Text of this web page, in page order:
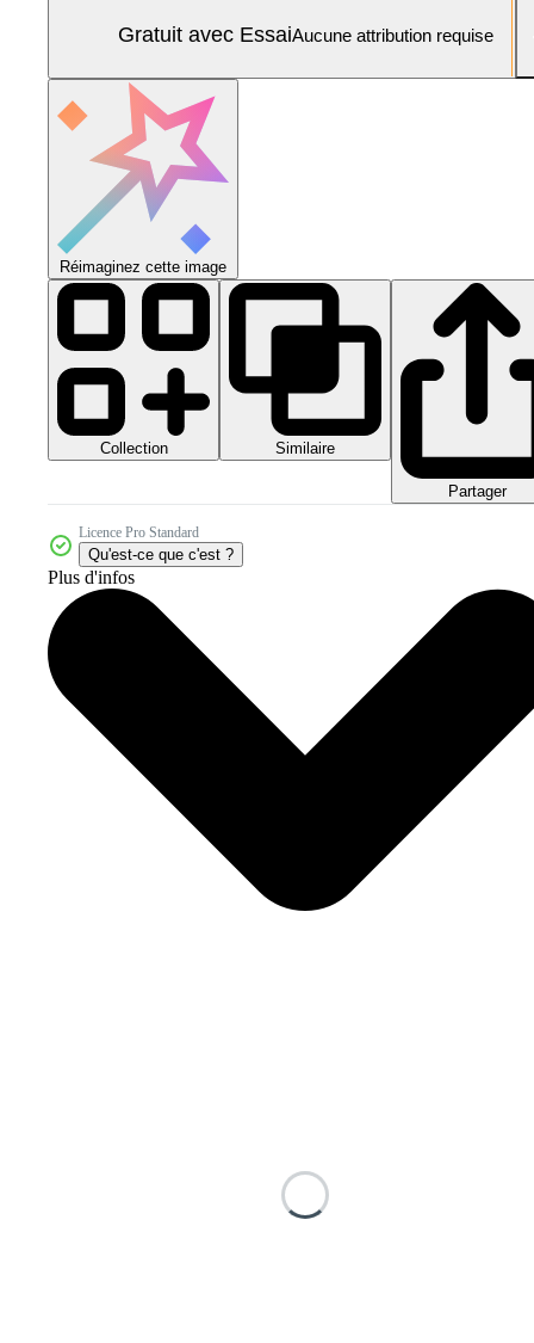
Gratuit avec EssaiAucune attribution requise
Réimaginez cette image
Collection Similaire
Partager
Licence Pro Standard
Qu'est-ce que c'est ?
Plus d'infos